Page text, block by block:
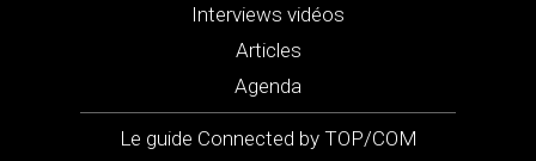
Interviews vidéos
Articles
Agenda
Le guide Connected by TOP/COM